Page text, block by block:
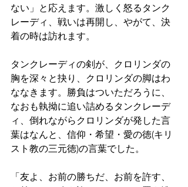
ない」と応えます。激しく怒るタンク
レーディ、戦いは再開し、やがて、決
着の時は訪れます。
タンクレーディの剣が、クロリンダの
胸を深々と抉り、クロリンダの脚はわ
ななきます。勝負はついただろうに、
なおも執拗に追い詰めるタンクレーデ
ィ、倒れながらクロリンダが発した言
葉はなんと、信仰・希望・愛の徳(キリ
スト教の三元徳)の言葉でした。
「友よ、お前の勝ちだ、お前を許す、